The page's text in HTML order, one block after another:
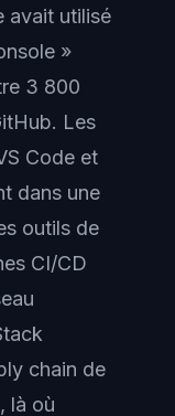
avait utilisé
»
3 800
Les
Code et
dans une
outils de
CI/CD
chain de
là où